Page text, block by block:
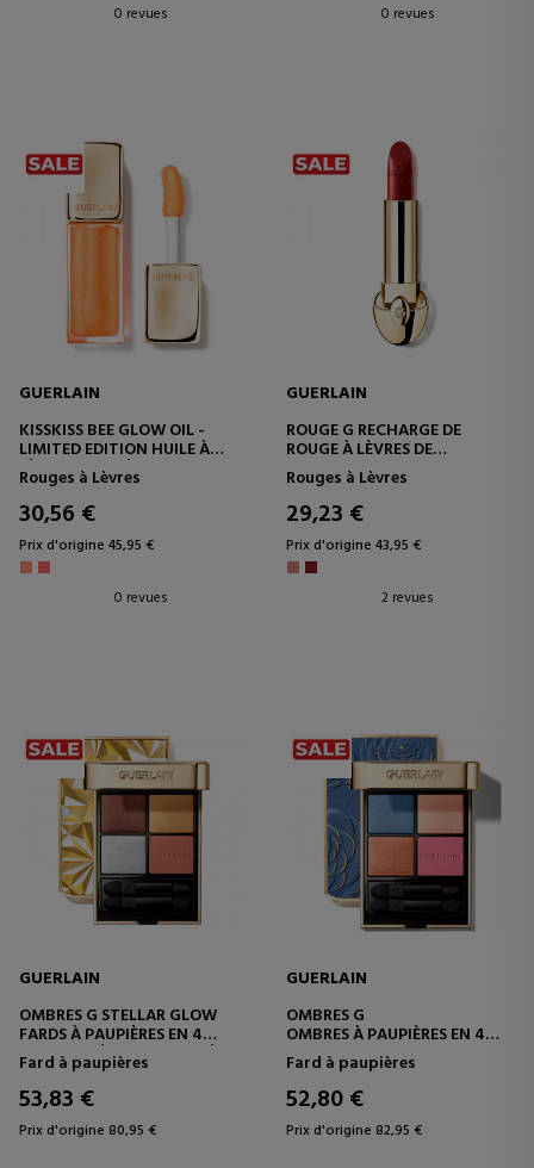
0 revues 0 revues
GUERLAIN
KISSKISS BEE GLOW OIL -
LIMITED EDITION HUILE À
LÈVRES TEINTÉE ENRICHIE AU
MIEL 92% D'ORIGINE
NATURELLE
Rouges à Lèvres
30,56 €
Prix d'origine 45,95 €
0 revues
GUERLAIN
ROUGE G RECHARGE DE
ROUGE À LÈVRES DE
TRAITEMENT
PERSONNALISABLE
Rouges à Lèvres
29,23 €
Prix d'origine 43,95 €
2 revues
GUERLAIN
OMBRES G STELLAR GLOW
FARDS À PAUPIÈRES EN 4
TEINTES - ÉDITION LIMITÉE
Fard à paupières
53,83 €
Prix d'origine 80,95 €
GUERLAIN
OMBRES G
OMBRES À PAUPIÈRES EN 4
TEINTES
Fard à paupières
52,80 €
Prix d'origine 82,95 €